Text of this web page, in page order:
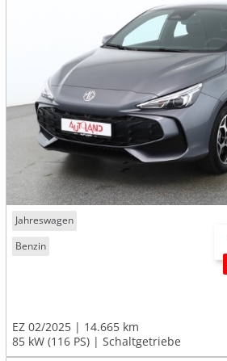
Jahreswagen
Benzin
EZ 02/2025
14.665 km
85 kW (116 PS)
Schaltgetriebe